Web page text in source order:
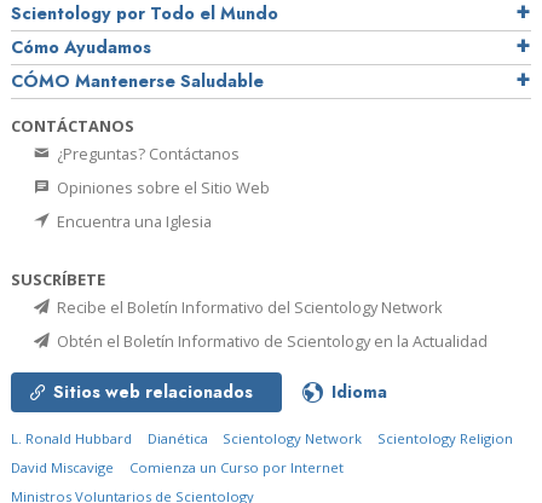
Scientology por Todo el Mundo
Cómo Ayudamos
CÓMO Mantenerse Saludable
CONTÁCTANOS
¿Preguntas? Contáctanos
Opiniones sobre el Sitio Web
Encuentra una Iglesia
SUSCRÍBETE
Recibe el Boletín Informativo del Scientology Network
Obtén el Boletín Informativo de Scientology en la Actualidad
Sitios web relacionados Idioma
L. Ronald Hubbard Dianética Scientology Network
Scientology Religion
David Miscavige
Comienza un Curso por Internet
Ministros Voluntarios de Scientology